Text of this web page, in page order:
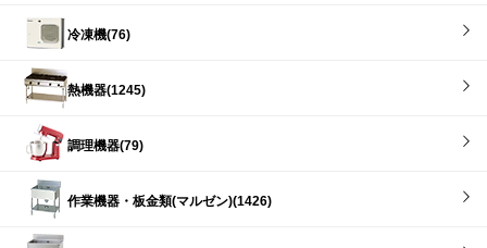
冷凍機(76)
熱機器(1245)
調理機器(79)
作業機器・板金類(マルゼン)(1426)